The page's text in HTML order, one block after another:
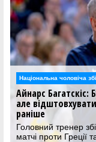
чоловіча збірна
Будемо
від
тренер збірної
Греції та Чорногорії